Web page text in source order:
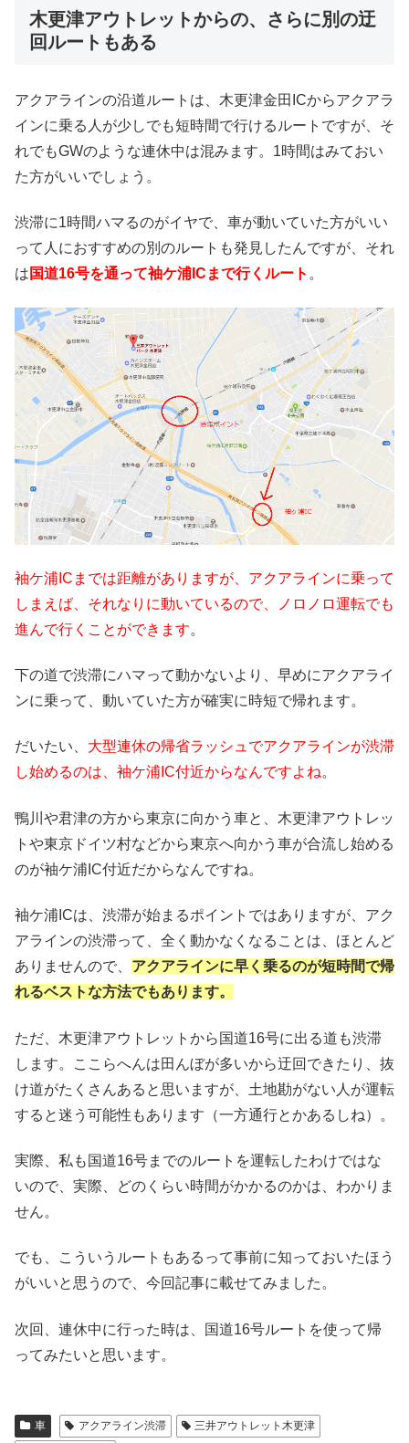
木更津アウトレットからの、さらに別の迂
回ルートもある
アクアラインの沿道ルートは、木更津金田ICからアクアラ
インに乗る人が少しでも短時間で行けるルートですが、そ
れでもGWのような連休中は混みます。1時間はみておい
た方がいいでしょう。
渋滞に1時間ハマるのがイヤで、車が動いていた方がいい
って人におすすめの別のルートも発見したんですが、それ
は 国道16号を通って袖ケ浦ICまで行くルート 。
袖ケ浦ICまでは距離がありますが、アクアラインに乗って
しまえば、それなりに動いているので、ノロノロ運転でも
進んで行くことができます。
下の道で渋滞にハマって動かないより、早めにアクアライ
ンに乗って、動いていた方が確実に時短で帰れます。
だいたい、 大型連休の帰省ラッシュでアクアラインが渋滞
し始めるのは、袖ケ浦IC付近からなんですよね。
鴨川や君津の方から東京に向かう車と、木更津アウトレッ
トや東京ドイツ村などから東京へ向かう車が合流し始める
のが袖ケ浦IC付近だからなんですね。
袖ケ浦ICは、渋滞が始まるポイントではありますが、アク
アラインの渋滞って、全く動かなくなることは、ほとんど
ありませんので、 アクアラインに早く乗るのが短時間で帰
れるベストな方法でもあります。
ただ、木更津アウトレットから国道16号に出る道も渋滞
します。ここらへんは田んぼが多いから迂回できたり、抜
け道がたくさんあると思いますが、土地勘がない人が運転
すると迷う可能性もあります（一方通行とかあるしね）。
実際、私も国道16号までのルートを運転したわけではな
いので、実際、どのくらい時間がかかるのかは、わかりま
せん。
でも、こういうルートもあるって事前に知っておいたほう
がいいと思うので、今回記事に載せてみました。
次回、連休中に行った時は、国道16号ルートを使って帰
ってみたいと思います。
車 アクアライン渋滞
三井アウトレット木更津